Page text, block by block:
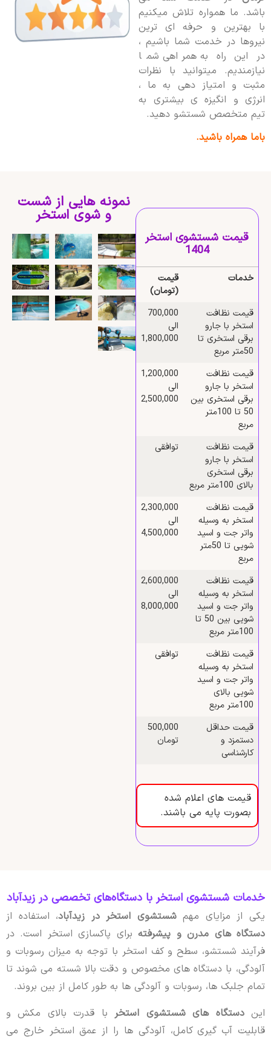
باشد. ما همواره تلاش میکنیم
با بهترین و حرفه ای ترین
نیروها در خدمت شما باشیم ،
در این راه به همراهی شما
نیازمندیم. میتوانید با نظرات
مثبت و امتیاز دهی به ما ،
انرژی و انگیزه ی بیشتری به
تیم متخصص شستشو دهید.
باما همراه باشید.
قیمت شستشوی استخر
1404
خدمات
قیمت
(تومان)
قیمت نظافت
استخر با جارو
برقی استخری تا
50متر مربع
700,000
الی
1,800,000
قیمت نظافت
استخر با جارو
برقی استخری بین
50 تا 100متر
مربع
1,200,000
الی
2,500,000
قیمت نظافت
استخر با جارو
برقی استخری
بالای 100متر مربع
توافقی
قیمت نظافت
استخر به وسیله
واتر جت و اسید
شویی تا 50متر
مربع
2,300,000
الی
4,500,000
قیمت نظافت
استخر به وسیله
واتر جت و اسید
شویی بین 50 تا
100متر مربع
2,600,000
الی
8,000,000
قیمت نظافت
استخر به وسیله
واتر جت و اسید
شویی بالای
100متر مربع
توافقی
قیمت حداقل
دستمزد و
کارشناسی
500,000
تومان
قیمت های اعلام شده
بصورت پایه می باشند.
نمونه هایی از شست
و شوی استخر
خدمات شستشوی استخر با دستگاه‌های تخصصی در زیدآباد
یکی از مزایای مهم شستشوی استخر در زیدآباد، استفاده از
دستگاه های مدرن و پیشرفتهبرای پاکسازی استخر است. در
فرآیند شستشو، سطح و کف استخر با توجه به میزان رسوبات و
آلودگی، با دستگاه های مخصوص و دقت بالا شسته می شوند تا
تمام جلبک ها، رسوبات و آلودگی ها به طور کامل از بین بروند.
این دستگاه های شستشوی استخربا قدرت بالای مکش و
قابلیت آب گیری کامل، آلودگی ها را از عمق استخر خارج می